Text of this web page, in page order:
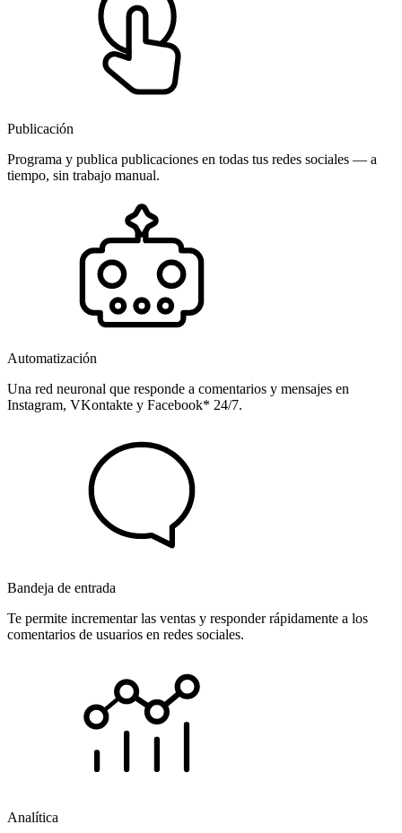
Publicación
Programa y publica publicaciones en todas tus redes sociales — a
tiempo, sin trabajo manual.
Automatización
Una red neuronal que responde a comentarios y mensajes en
Instagram, VKontakte y Facebook* 24/7.
Bandeja de entrada
Te permite incrementar las ventas y responder rápidamente a los
comentarios de usuarios en redes sociales.
Analítica